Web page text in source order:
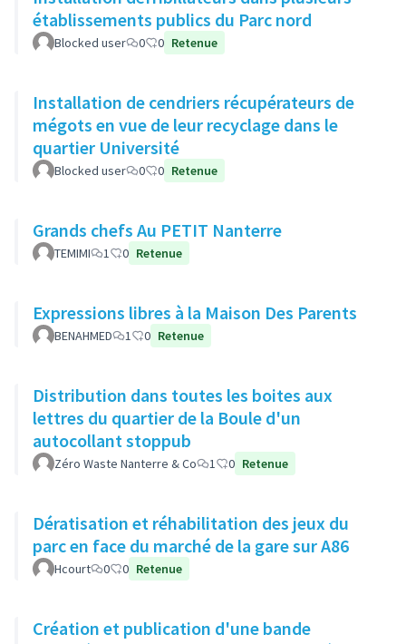
établissements publics du Parc nord
Blocked user 0 0 Retenue
Installation de cendriers récupérateurs de
mégots en vue de leur recyclage dans le
quartier Université
Blocked user 0 0 Retenue
Grands chefs Au PETIT Nanterre
TEMIMI 1 0 Retenue
Expressions libres à la Maison Des Parents
BENAHMED 1 0 Retenue
Distribution dans toutes les boites aux
lettres du quartier de la Boule d'un
autocollant stoppub
Zéro Waste Nanterre & Co 1 0 Retenue
Dératisation et réhabilitation des jeux du
parc en face du marché de la gare sur A86
Hcourt 0 0 Retenue
Création et publication d'une bande